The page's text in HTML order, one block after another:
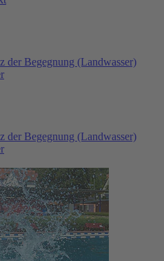
der Begegnung (Landwasser)
der Begegnung (Landwasser)